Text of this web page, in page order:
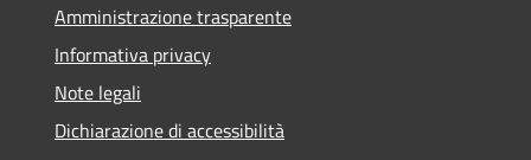
Amministrazione trasparente
Informativa privacy
Note legali
Dichiarazione di accessibilità